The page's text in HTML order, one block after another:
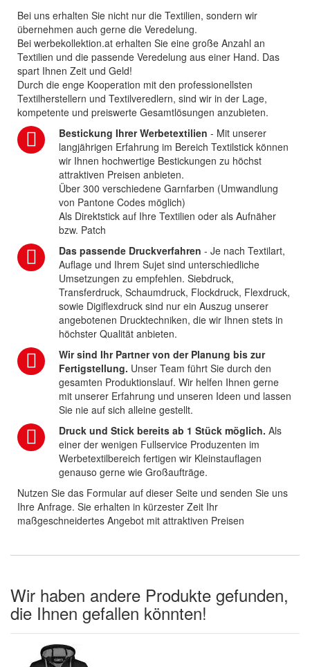
Bei uns erhalten Sie nicht nur die Textilien, sondern wir
übernehmen auch gerne die Veredelung.
Bei werbekollektion.at erhalten Sie eine große Anzahl an
Textilien und die passende Veredelung aus einer Hand. Das
spart Ihnen Zeit und Geld!
Durch die enge Kooperation mit den professionellsten
Textilherstellern und Textilveredlern, sind wir in der Lage,
kompetente und preiswerte Gesamtlösungen anzubieten.
Bestickung Ihrer Werbetextilien - Mit unserer
langjährigen Erfahrung im Bereich Textilstick können
wir Ihnen hochwertige Bestickungen zu höchst
attraktiven Preisen anbieten.
Über 300 verschiedene Garnfarben (Umwandlung
von Pantone Codes möglich)
Als Direktstick auf Ihre Textilien oder als Aufnäher
bzw. Patch
Das passende Druckverfahren - Je nach Textilart,
Auflage und Ihrem Sujet sind unterschiedliche
Umsetzungen zu empfehlen. Siebdruck,
Transferdruck, Schaumdruck, Flockdruck, Flexdruck,
sowie Digiflexdruck sind nur ein Auszug unserer
angebotenen Drucktechniken, die wir Ihnen stets in
höchster Qualität anbieten.
Wir sind Ihr Partner von der Planung bis zur
Fertigstellung. Unser Team führt Sie durch den
gesamten Produktionslauf. Wir helfen Ihnen gerne
mit unserer Erfahrung und unseren Ideen und lassen
Sie nie auf sich alleine gestellt.
Druck und Stick bereits ab 1 Stück möglich. Als
einer der wenigen Fullservice Produzenten im
Werbetextilbereich fertigen wir Kleinstauflagen
genauso gerne wie Großaufträge.
Nutzen Sie das Formular auf dieser Seite und senden Sie uns
Ihre Anfrage. Sie erhalten in kürzester Zeit Ihr
maßgeschneidertes Angebot mit attraktiven Preisen
Wir haben andere Produkte gefunden,
die Ihnen gefallen könnten!